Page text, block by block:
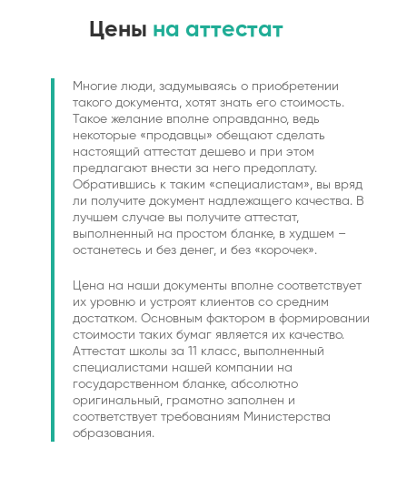
Цены на аттестат
Многие люди, задумываясь о приобретении
такого документа, хотят знать его стоимость.
Такое желание вполне оправданно, ведь
некоторые «продавцы» обещают сделать
настоящий аттестат дешево и при этом
предлагают внести за него предоплату.
Обратившись к таким «специалистам», вы вряд
ли получите документ надлежащего качества. В
лучшем случае вы получите аттестат,
выполненный на простом бланке, в худшем –
останетесь и без денег, и без «корочек».
Цена на наши документы вполне соответствует
их уровню и устроят клиентов со средним
достатком. Основным фактором в формировании
стоимости таких бумаг является их качество.
Аттестат школы за 11 класс, выполненный
специалистами нашей компании на
государственном бланке, абсолютно
оригинальный, грамотно заполнен и
соответствует требованиям Министерства
образования.